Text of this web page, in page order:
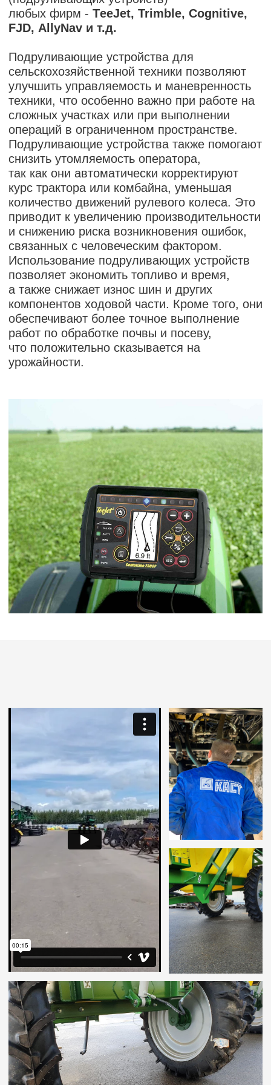
работ по обработке почвы и посеву,
что положительно сказывается на
урожайности.
ГАРАНТИЯ И ПОСТГАРАНТИЯ
Любое современное сельскохозяйственное
предприятие имеет целый парк машин
Потому, когда появляется необходимость
обслуживания самоходных и прицепных
наиболее эффективно.
техника является нестандартной
множеством индивидуальных нюансов, и не
всегда свои специалисты могут оперативно
решить проблему.Необходимы
специалисты, имеющие опыт в
техническом обслуживании именно
сельскохозяйственной техники.
Компания КАСТ занимается продажей,
ремонтом и техническим обслуживанием
всех видов опрыскивателей.
Мы являемся
официальными дилерами ведущих
производителей опрыскивателей и
комплектующих Казаньсельмаш.
Гарантийный срок на опрыскиватели